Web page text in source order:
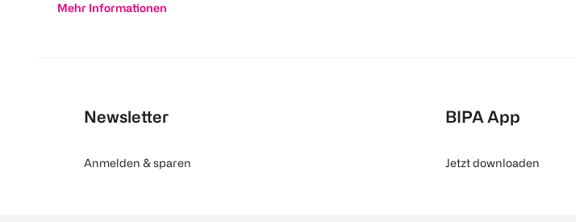
Mehr Informationen
Newsletter
Anmelden & sparen
BIPA App
Jetzt downloaden